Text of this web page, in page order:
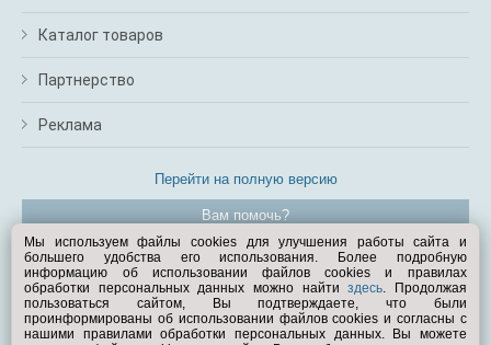
Каталог товаров
Партнерство
Реклама
Перейти на полную версию
Вам помочь?
© Exist.ru 1998—2026
Мы используем файлы cookies для улучшения работы сайта и
большего удобства его использования. Более подробную
информацию об использовании файлов cookies и правилах
обработки персональных данных можно найтиздесь. Продолжая
пользоваться сайтом, Вы подтверждаете, что были
проинформированы об использовании файлов cookies и согласны с
нашими правилами обработки персональных данных. Вы можете